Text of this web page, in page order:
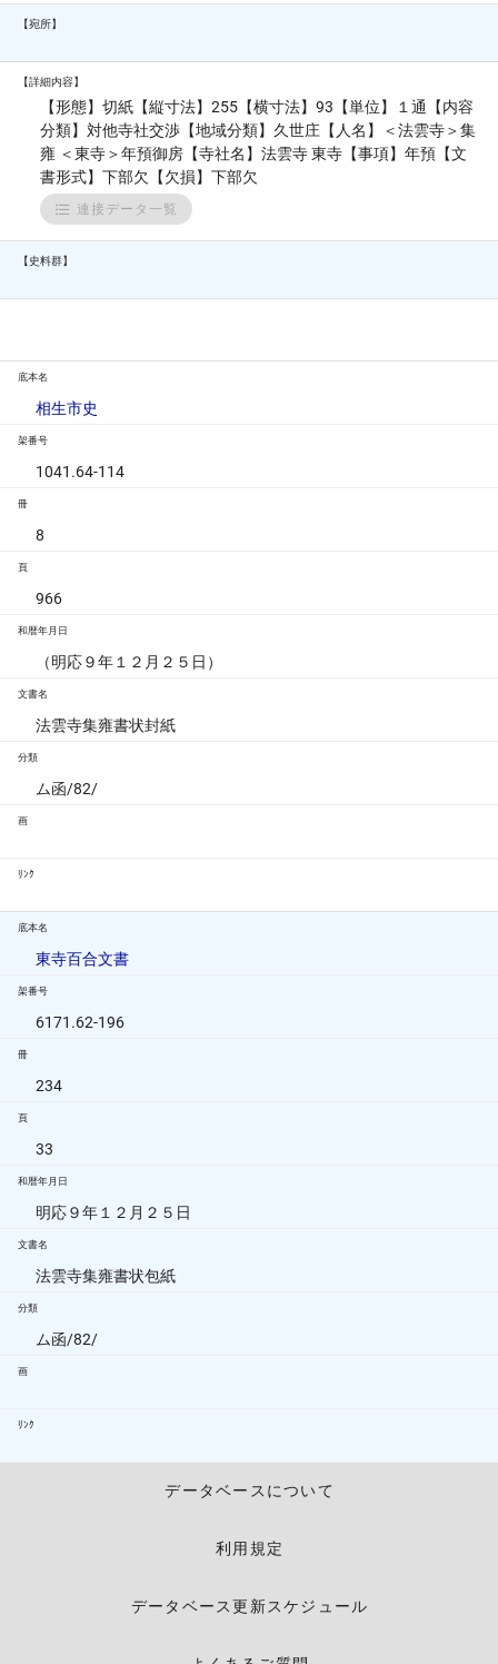
【宛所】
【詳細内容】
【形態】切紙【縦寸法】255【横寸法】93【単位】１通【内容
分類】対他寺社交渉【地域分類】久世庄【人名】＜法雲寺＞集
雍 ＜東寺＞年預御房【寺社名】法雲寺 東寺【事項】年預【文
書形式】下部欠【欠損】下部欠
連接データ一覧
【史料群】
底本名
相生市史
架番号
1041.64-114
冊
8
頁
966
和暦年月日
（明応９年１２月２５日）
文書名
法雲寺集雍書状封紙
分類
ム函/82/
画
ﾘﾝｸ
底本名
東寺百合文書
架番号
6171.62-196
冊
234
頁
33
和暦年月日
明応９年１２月２５日
文書名
法雲寺集雍書状包紙
分類
ム函/82/
画
ﾘﾝｸ
データベースについて
利用規定
データベース更新スケジュール